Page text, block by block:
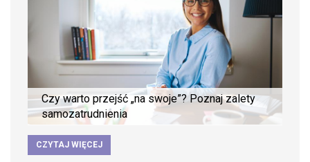
Czy warto przejść „na swoje”? Poznaj zalety
samozatrudnienia
CZYTAJ WIĘCEJ